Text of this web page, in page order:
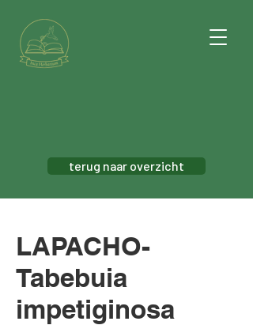
terug naar overzicht
LAPACHO-
Tabebuia
impetiginosa